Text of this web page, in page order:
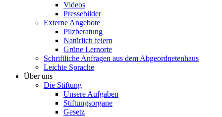
Videos
Pressebilder
Externe Angebote
Pilzberatung
Natürlich feiern
Grüne Lernorte
Schriftliche Anfragen aus dem Abgeordnetenhaus
Leichte Sprache
Über uns
Die Stiftung
Unsere Aufgaben
Stiftungsorgane
Gesetz